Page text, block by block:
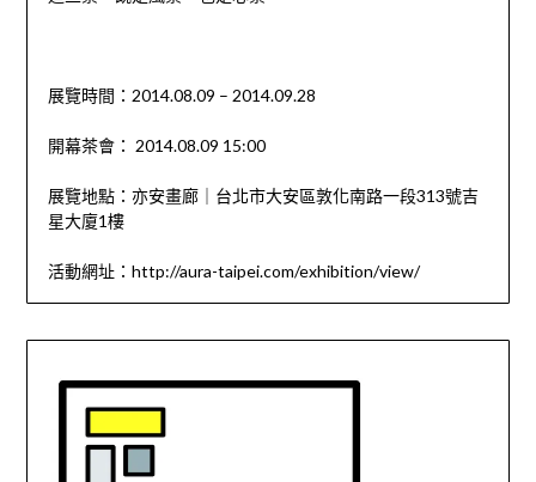
展覽時間：2014.08.09 – 2014.09.28
開幕茶會： 2014.08.09 15:00
展覽地點：亦安畫廊｜台北市大安區敦化南路一段313號吉
星大廈1樓
活動網址：http://aura-taipei.com/exhibition/view/